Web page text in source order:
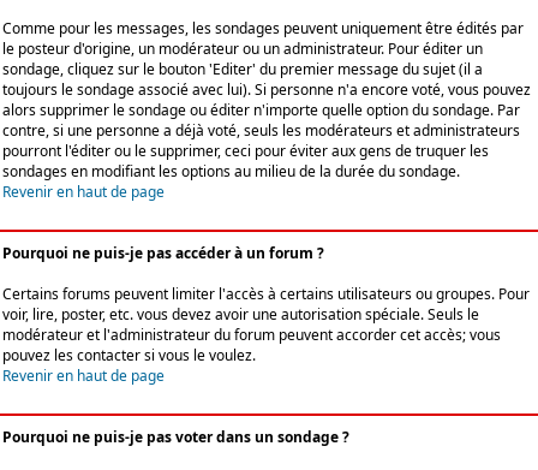
Comme pour les messages, les sondages peuvent uniquement être édités par
le posteur d'origine, un modérateur ou un administrateur. Pour éditer un
sondage, cliquez sur le bouton 'Editer' du premier message du sujet (il a
toujours le sondage associé avec lui). Si personne n'a encore voté, vous pouvez
alors supprimer le sondage ou éditer n'importe quelle option du sondage. Par
contre, si une personne a déjà voté, seuls les modérateurs et administrateurs
pourront l'éditer ou le supprimer, ceci pour éviter aux gens de truquer les
sondages en modifiant les options au milieu de la durée du sondage.
Revenir en haut de page
Pourquoi ne puis-je pas accéder à un forum ?
Certains forums peuvent limiter l'accès à certains utilisateurs ou groupes. Pour
voir, lire, poster, etc. vous devez avoir une autorisation spéciale. Seuls le
modérateur et l'administrateur du forum peuvent accorder cet accès; vous
pouvez les contacter si vous le voulez.
Revenir en haut de page
Pourquoi ne puis-je pas voter dans un sondage ?